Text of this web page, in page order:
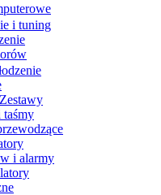
i tuning
Zestawy
taśmy
i alarmy